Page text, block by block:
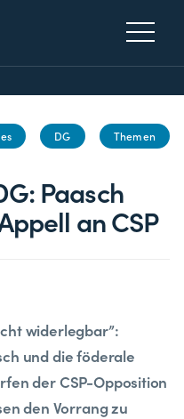
DG Themen
Paasch
an CSP
widerlegbar”:
und die föderale
der CSP-Opposition
den Vorrang zu